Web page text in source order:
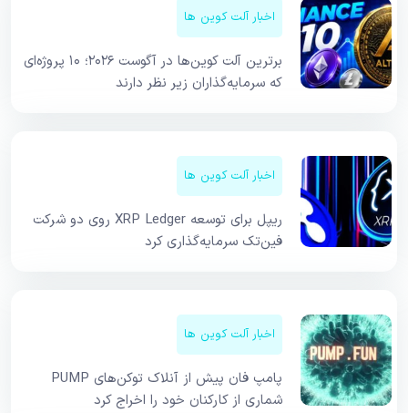
اخبار آلت کوین ها
برترین آلت کوین‌ها در آگوست ۲۰۲۶؛ ۱۰ پروژه‌ای
که سرمایه‌گذاران زیر نظر دارند
اخبار آلت کوین ها
ریپل برای توسعه XRP Ledger روی دو شرکت
فین‌تک سرمایه‌گذاری کرد
اخبار آلت کوین ها
پامپ فان پیش از آنلاک توکن‌های PUMP
شماری از کارکنان خود را اخراج کرد